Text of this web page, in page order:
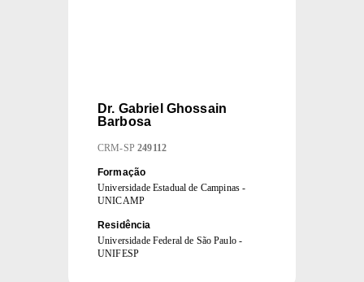
Dr. Gabriel Ghossain
Barbosa
CRM-SP 249112
Formação
Universidade Estadual de Campinas -
UNICAMP
Residência
Universidade Federal de São Paulo -
UNIFESP